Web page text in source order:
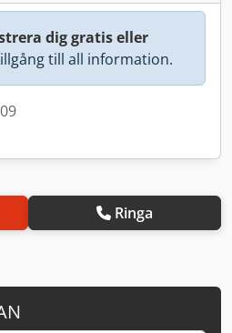
dig gratis eller
till all information.
Ringa